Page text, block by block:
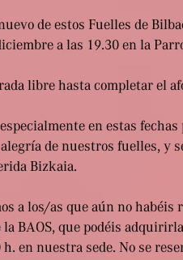
de estos Fuelles de
a las 19.30 en la
libre hasta completar el
en estas
de nuestros fuelles, y
Bizkaia.
a los/as que aún no
la BAOS, que podéis
h. en nuestra sede. No se